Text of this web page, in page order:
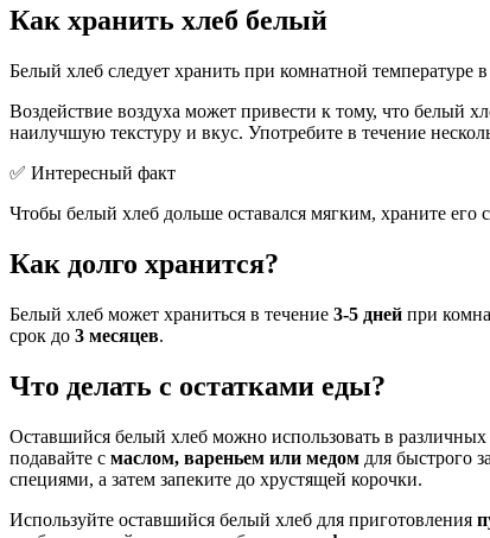
Как хранить хлеб белый
Белый хлеб следует хранить при комнатной температуре
Воздействие воздуха может привести к тому, что белый
наилучшую текстуру и вкус. Употребите в течение
✅ Интересный факт
Чтобы белый хлеб дольше оставался мягким, храните его
Как долго хранится?
Белый хлеб может храниться в течение 3-5 дней при
срок до 3 месяцев.
Что делать с остатками еды?
Оставшийся белый хлеб можно использовать в
подавайте с маслом, вареньем или медом для быстрого
специями, а затем запеките до хрустящей корочки.
Используйте оставшийся белый хлеб для приготовления